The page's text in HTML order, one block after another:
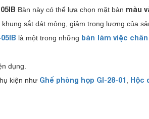
Bàn này có thể lựa chọn mặt bàn màu
sắt dát mỏng, giảm trọng lượng của
là một trong những bàn làm việc
dụng.
kiện như Ghế phòng họp GI-28-01 Hộc